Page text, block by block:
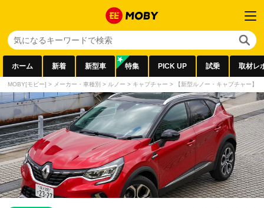
ホーム 新着 新型車 特集 PICK UP 試乗 取材レ
MOBY[モビー] > メーカー・車種別 > ルノー > キャプチャー > 【新型ルノー・キャプチャー】